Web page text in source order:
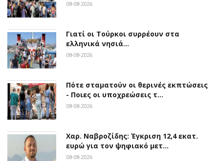
08-08-2026
Γιατί οι Τούρκοι συρρέουν στα
ελληνικά νησιά…
08-08-2026
Πότε σταματούν οι θερινές εκπτώσεις
- Ποιες οι υποχρεώσεις τ…
08-08-2026
Χαρ. Ναβροζίδης: Έγκριση 12,4 εκατ.
ευρώ για τον ψηφιακό μετ…
08-08-2026